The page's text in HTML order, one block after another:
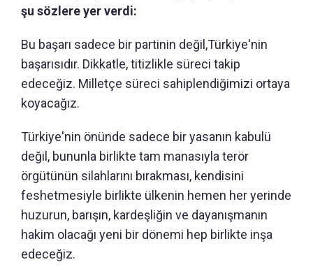
şu sözlere yer verdi:
Bu başarı sadece bir partinin değil,Türkiye'nin
başarısıdır. Dikkatle, titizlikle süreci takip
edeceğiz. Milletçe süreci sahiplendiğimizi ortaya
koyacağız.
Türkiye'nin önünde sadece bir yasanın kabulü
değil, bununla birlikte tam manasıyla terör
örgütünün silahlarını bırakması, kendisini
feshetmesiyle birlikte ülkenin hemen her yerinde
huzurun, barışın, kardeşliğin ve dayanışmanın
hakim olacağı yeni bir dönemi hep birlikte inşa
edeceğiz.